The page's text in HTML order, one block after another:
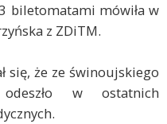
biletomatami mówiła w
z ZDiTM.
się, że ze świnoujskiego
odeszło w ostatnich